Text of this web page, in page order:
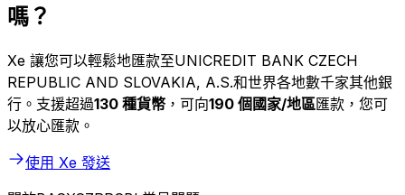
嗎？
Xe 讓您可以輕鬆地匯款至UNICREDIT BANK CZECH
REPUBLIC AND SLOVAKIA, A.S.和世界各地數千家其他銀
行。支援超過130 種貨幣 ，可向190 個國家/地區匯款，您可
以放心匯款。
使用 Xe 發送